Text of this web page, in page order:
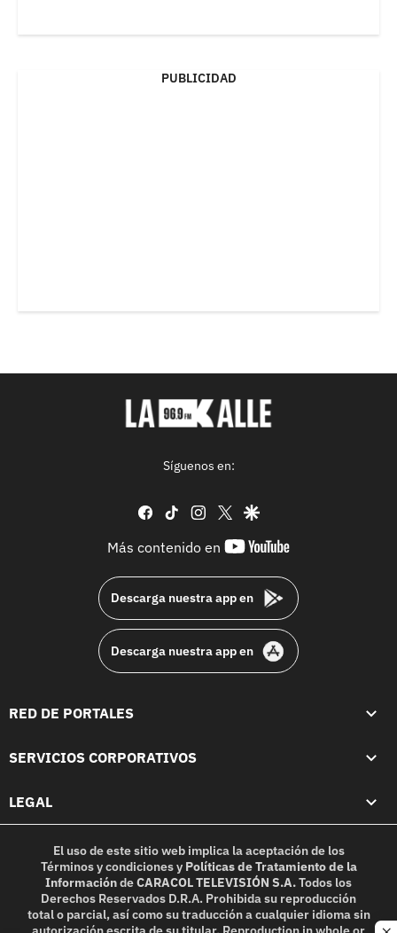
PUBLICIDAD
Síguenos en:
facebook
tiktok instagram
twittergoogle
Más contenido en
youtube-
Descarga nuestra app en
Descarga nuestra app en
RED DE PORTALES
SERVICIOS CORPORATIVOS
LEGAL
El uso de este sitio web implica la aceptación de los
Términos y condicionesy Políticas de Tratamiento de la
InformacióndeCARACOL TELEVISIÓN S.A.Todos los
Derechos Reservados D.R.A. Prohibida su reproducción
total o parcial, así como su traducción a cualquier idioma sin